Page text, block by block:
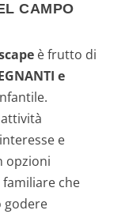
CAMPO
è frutto di
e
e
opzioni
che
godere